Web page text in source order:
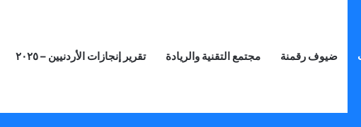
ضيوف رقمنة مجتمع التقنية والريادة تقرير إنجازات الأردنيين – ٢٠٢٥